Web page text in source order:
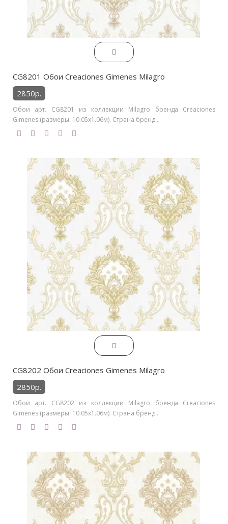
CG8201 Обои Creaciones Gimenes Milagro
2850р.
Обои арт. CG8201 из коллекции Milagro бренда Creaciones
Gimenes (размеры: 10.05х1.06м). Страна бренд..
CG8202 Обои Creaciones Gimenes Milagro
2850р.
Обои арт. CG8202 из коллекции Milagro бренда Creaciones
Gimenes (размеры: 10.05х1.06м). Страна бренд..